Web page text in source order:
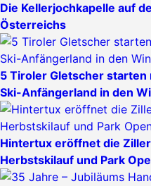
Die Kellerjochkapelle auf
Österreichs
5 Tiroler Gletscher
Ski-Anfängerland in den
Hintertux eröffnet die
Herbstskilauf und Park